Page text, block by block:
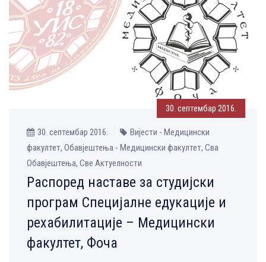
30. септембар 2016.
30. септембар 2016.
Вијести - Медицински
факултет, Обавјештења - Медицински факултет, Сва
Обавјештења, Све Aктуелности
Распоред наставе за студијски
програм Специјалне едукације и
рехабилитације – Медицински
факултет, Фоча